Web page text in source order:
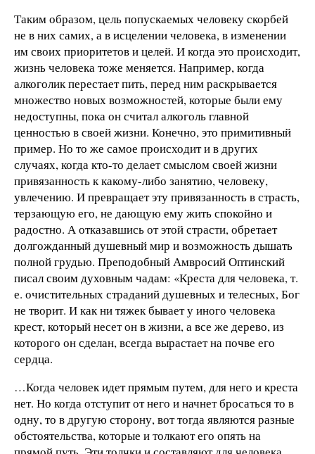
Таким образом, цель попускаемых человеку скорбей
не в них самих, а в исцелении человека, в изменении
им своих приоритетов и целей. И когда это происходит,
жизнь человека тоже меняется. Например, когда
алкоголик перестает пить, перед ним раскрывается
множество новых возможностей, которые были ему
недоступны, пока он считал алкоголь главной
ценностью в своей жизни. Конечно, это примитивный
пример. Но то же самое происходит и в других
случаях, когда кто-то делает смыслом своей жизни
привязанность к какому-либо занятию, человеку,
увлечению. И превращает эту привязанность в страсть,
терзающую его, не дающую ему жить спокойно и
радостно. А отказавшись от этой страсти, обретает
долгожданный душевный мир и возможность дышать
полной грудью. Преподобный Амвросий Оптинский
писал своим духовным чадам: «Креста для человека, т.
е. очистительных страданий душевных и телесных, Бог
не творит. И как ни тяжек бывает у иного человека
крест, который несет он в жизни, а все же дерево, из
которого он сделан, всегда вырастает на почве его
сердца.
…Когда человек идет прямым путем, для него и креста
нет. Но когда отступит от него и начнет бросаться то в
одну, то в другую сторону, вот тогда являются разные
обстоятельства, которые и толкают его опять на